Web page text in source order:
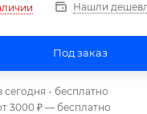
Нашли
Под заказ
- бесплатно
3000 ₽ — бесплатно